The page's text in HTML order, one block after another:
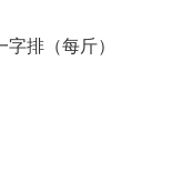
字排（每斤）